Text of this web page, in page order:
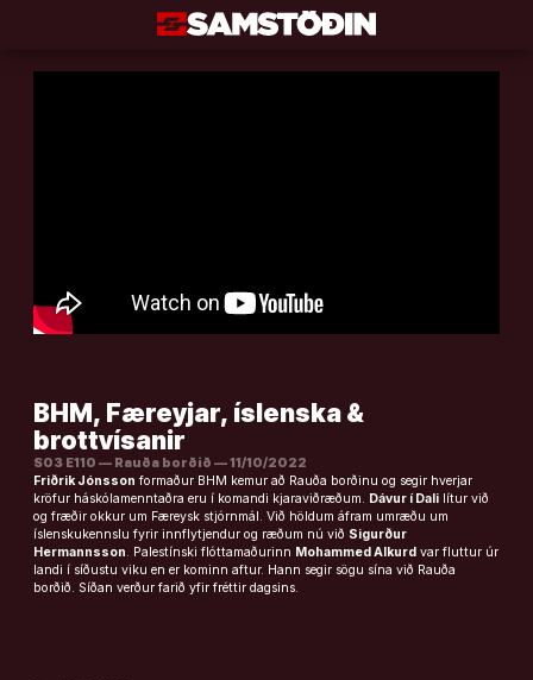
BHM, Færeyjar, íslenska &
brottvísanir
S03 E110 — Rauða borðið — 11/10/2022
Friðrik Jónsson formaður BHM kemur að Rauða borðinu og segir hverjar
kröfur háskólamenntaðra eru í komandi kjaraviðræðum. Dávur í Dali lítur við
og fræðir okkur um Færeysk stjórnmál. Við höldum áfram umræðu um
íslenskukennslu fyrir innflytjendur og ræðum nú við Sigurður
Hermannsson. Palestínski flóttamaðurinn Mohammed Alkurd var fluttur úr
landi í síðustu viku en er kominn aftur. Hann segir sögu sína við Rauða
borðið. Síðan verður farið yfir fréttir dagsins.